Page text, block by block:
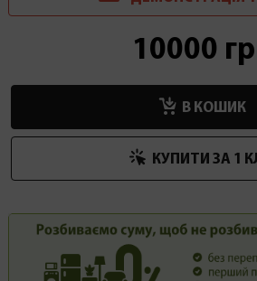
10000
В КОШИК
КУПИТИ ЗА 1